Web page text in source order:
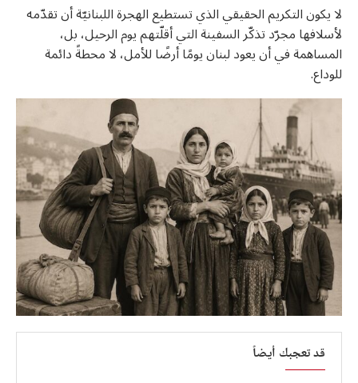
لا يكون التكريم الحقيقي الذي تستطيع الهجرة اللبنانيّة أن تقدّمه
لأسلافها مجرّد تذكّر السفينة التي أقلّتهم يوم الرحيل، بل،
المساهمة في أن يعود لبنان يومًا أرضًا للأمل، لا محطةً دائمة
للوداع.
قد تعجبك أيضاً